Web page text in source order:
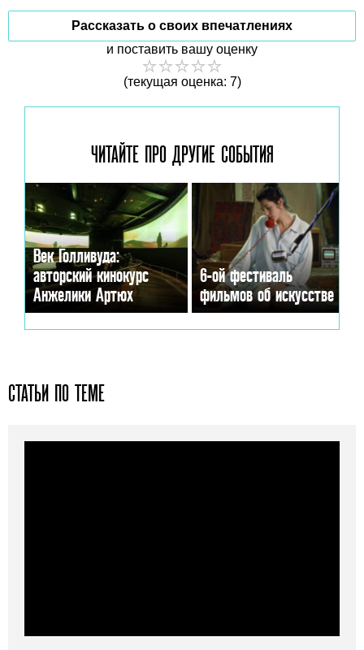
Рассказать о своих впечатлениях
и поставить вашу оценку
(текущая оценка: 7)
ЧИТАЙТЕ ПРО ДРУГИЕ СОБЫТИЯ
Век Голливуда:
авторский кинокурс
Анжелики Артюх
6-ой фестиваль
фильмов об искусстве
СТАТЬИ ПО ТЕМЕ